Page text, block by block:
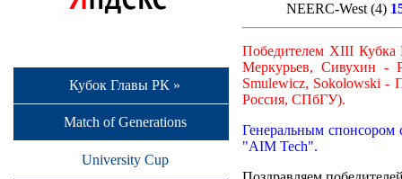
Кубок Главы РК »
Match of Generations
University Cup
NEERC-West (4)
Победителем XIII Кубка
Меркурьев, Сивухин -
Smulewicz, Sokolowski -
Россия, СПбГУ).
Генеральным спонсором
"AIM Tech".